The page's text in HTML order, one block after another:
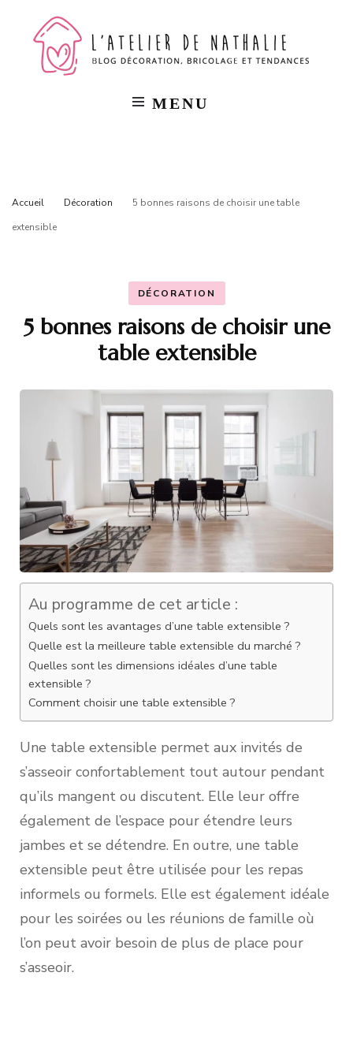
MENU
Accueil Décoration
5 bonnes raisons de choisir une table
extensible
DÉCORATION
5 bonnes raisons de choisir une
table extensible
Au programme de cet article :
Quels sont les avantages d’une table extensible ?
Quelle est la meilleure table extensible du marché ?
Quelles sont les dimensions idéales d’une table
extensible ?
Comment choisir une table extensible ?
Une table extensible permet aux invités de
s’asseoir confortablement tout autour pendant
qu’ils mangent ou discutent. Elle leur offre
également de l’espace pour étendre leurs
jambes et se détendre. En outre, une table
extensible peut être utilisée pour les repas
informels ou formels. Elle est également idéale
pour les soirées ou les réunions de famille où
l’on peut avoir besoin de plus de place pour
s’asseoir.